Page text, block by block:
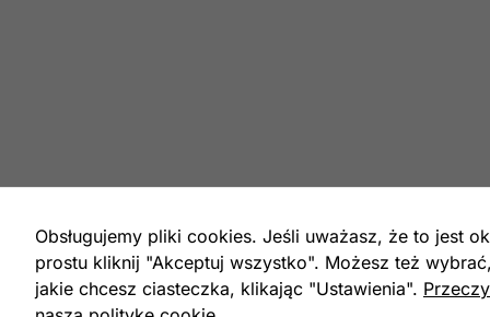
Obsługujemy pliki cookies. Jeśli uważasz, że to jest
prostu kliknij "Akceptuj wszystko". Możesz też
jakie chcesz ciasteczka, klikając "Ustawienia".